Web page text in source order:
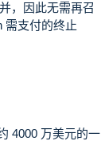
，因此无需再召
需支付的终止
4000 万美元的一